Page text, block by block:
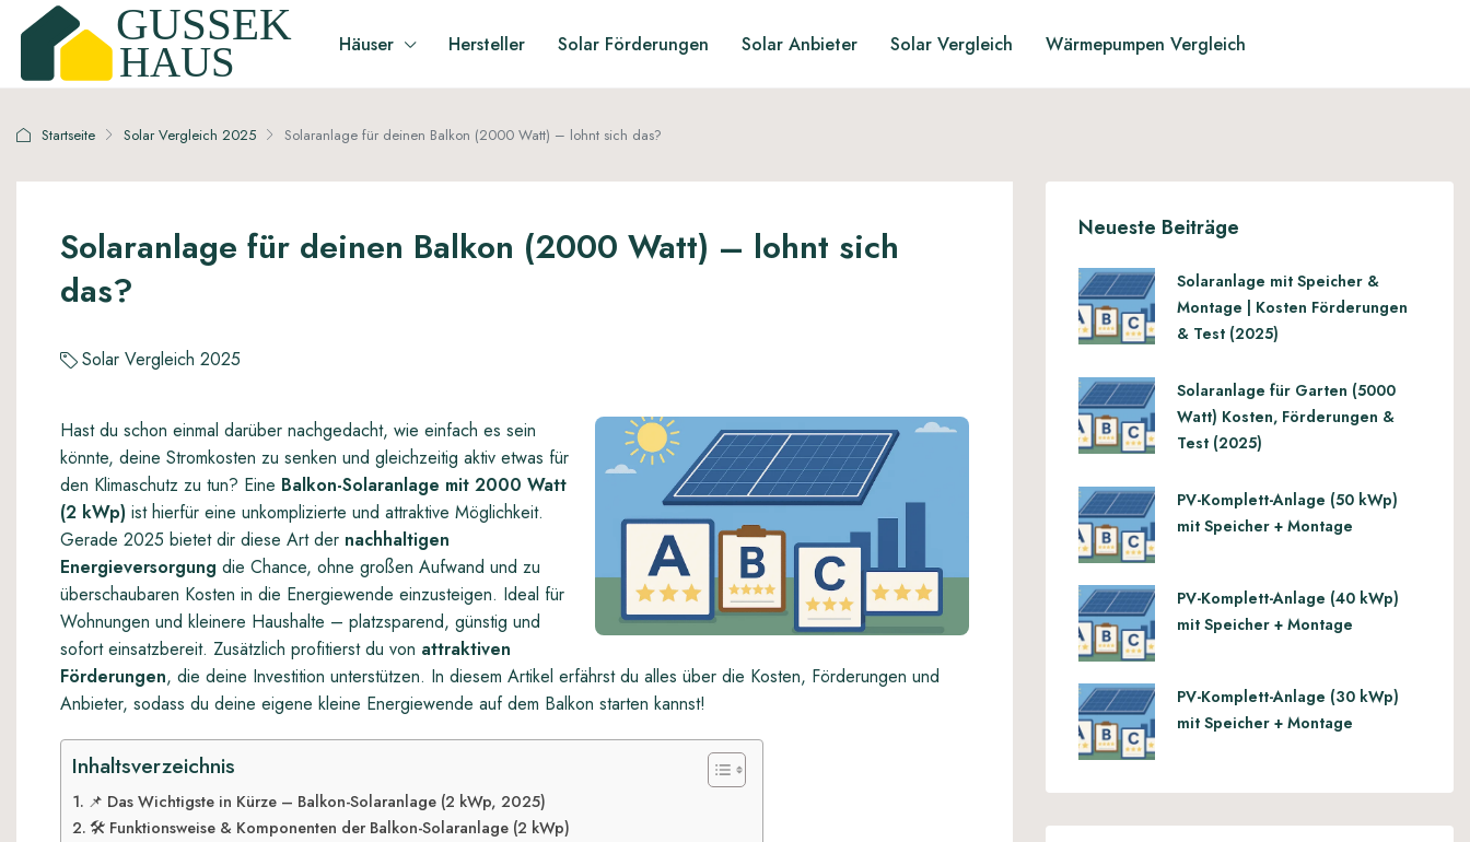
Häuser Hersteller Solar Förderungen Solar Anbieter Solar Vergleich Wärmepumpen Vergleich
Startseite Solar Vergleich 2025 Solaranlage für deinen Balkon (2000 Watt) – lohnt sich das?
Solaranlage für deinen Balkon (2000 Watt) – lohnt sich
das?
Solar Vergleich 2025
Hast du schon einmal darüber nachgedacht, wie einfach es sein
könnte, deine Stromkosten zu senken und gleichzeitig aktiv etwas für
den Klimaschutz zu tun? Eine Balkon-Solaranlage mit 2000 Watt
(2 kWp) ist hierfür eine unkomplizierte und attraktive Möglichkeit.
Gerade 2025 bietet dir diese Art der nachhaltigen
Energieversorgung die Chance, ohne großen Aufwand und zu
überschaubaren Kosten in die Energiewende einzusteigen. Ideal für
Wohnungen und kleinere Haushalte – platzsparend, günstig und
sofort einsatzbereit. Zusätzlich profitierst du von attraktiven
Förderungen, die deine Investition unterstützen. In diesem Artikel erfährst du alles über die Kosten, Förderungen und
Anbieter, sodass du deine eigene kleine Energiewende auf dem Balkon starten kannst!
Inhaltsverzeichnis
📌 Das Wichtigste in Kürze – Balkon-Solaranlage (2 kWp, 2025)
🛠️ Funktionsweise & Komponenten der Balkon-Solaranlage (2 kWp)
Neueste Beiträge
Solaranlage mit Speicher &
Montage | Kosten Förderungen
& Test (2025)
Solaranlage für Garten (5000
Watt) Kosten, Förderungen &
Test (2025)
PV-Komplett-Anlage (50 kWp)
mit Speicher + Montage
PV-Komplett-Anlage (40 kWp)
mit Speicher + Montage
PV-Komplett-Anlage (30 kWp)
mit Speicher + Montage